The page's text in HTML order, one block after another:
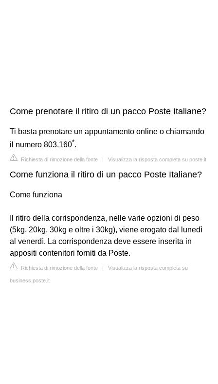
Come prenotare il ritiro di un pacco Poste Italiane?
Ti basta prenotare un appuntamento online o chiamando
il numero 803.160*.
Richiesta di rimozione della fonte Visualizza la risposta completa su poste.it
Come funziona il ritiro di un pacco Poste Italiane?
Come funziona
Il ritiro della corrispondenza, nelle varie opzioni di peso
(5kg, 20kg, 30kg e oltre i 30kg), viene erogato dal lunedì
al venerdì. La corrispondenza deve essere inserita in
appositi contenitori forniti da Poste.
Richiesta di rimozione della fonte Visualizza la risposta completa su
business.poste.it